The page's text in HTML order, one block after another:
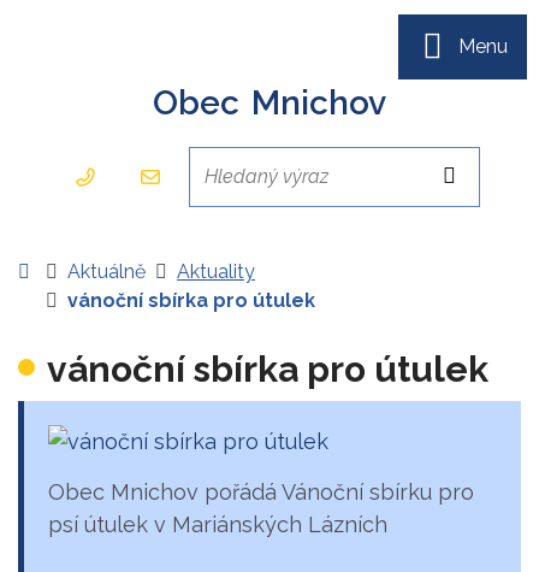
Menu
Obec Mnichov
+420 354 692 126
podatelna@ou-mnichov.cz
Hledaný výraz
Hledat
Úvodní stránka
Aktuálně
Aktuality
vánoční sbírka pro útulek
vánoční sbírka pro útulek
Obec Mnichov pořádá Vánoční sbírku pro
psí útulek v Mariánských Lázních